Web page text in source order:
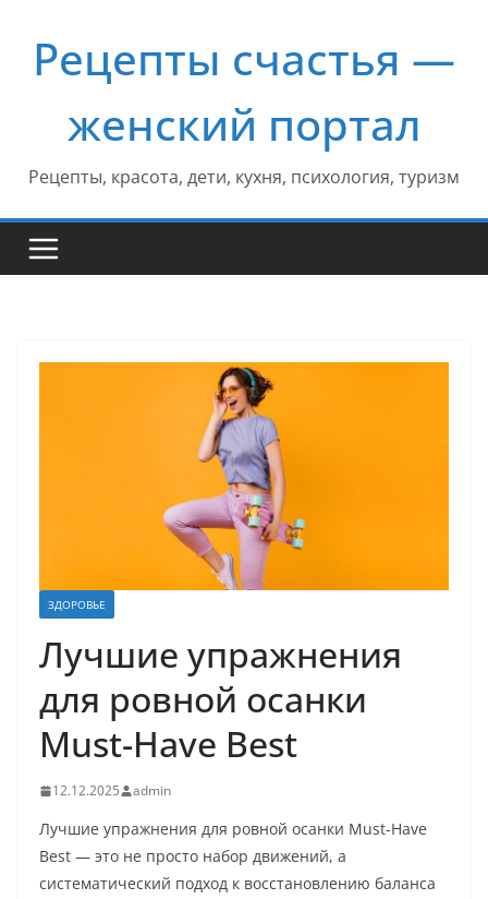
содержимому
Рецепты счастья —
женский портал
Рецепты, красота, дети, кухня, психология, туризм
ЗДОРОВЬЕ
Лучшие упражнения
для ровной осанки
Must-Have Best
12.12.2025 admin
Лучшие упражнения для ровной осанки Must-Have
Best — это не просто набор движений, а
систематический подход к восстановлению баланса